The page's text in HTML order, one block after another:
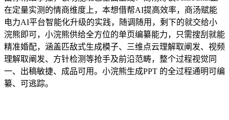
在定量实测的情商维度上，本想借帮AI提高效率，商汤赋能
电力AI平台智能化升级的实践，随调随用，剩下的就交给小
浣熊即可，小浣熊供给全方位的单页编纂能力，只需搜刮就能
精准婚配，涵盖匹敌式生成模子、三维点云理解取阐发、视频
理解取阐发、方针检测等抢手及前沿范畴，整个过程视觉同
一、出稿敏捷、成品可用。小浣熊生成PPT 的全过程通明可编
纂、可逃踪。